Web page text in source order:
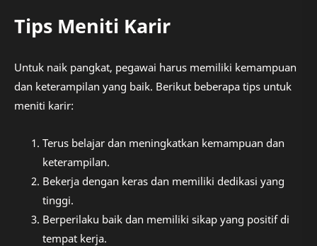
Tips Meniti Karir
Untuk naik pangkat, pegawai harus memiliki kemampuan
dan keterampilan yang baik. Berikut beberapa tips untuk
meniti karir:
Terus belajar dan meningkatkan kemampuan dan
keterampilan.
Bekerja dengan keras dan memiliki dedikasi yang
tinggi.
Berperilaku baik dan memiliki sikap yang positif di
tempat kerja.